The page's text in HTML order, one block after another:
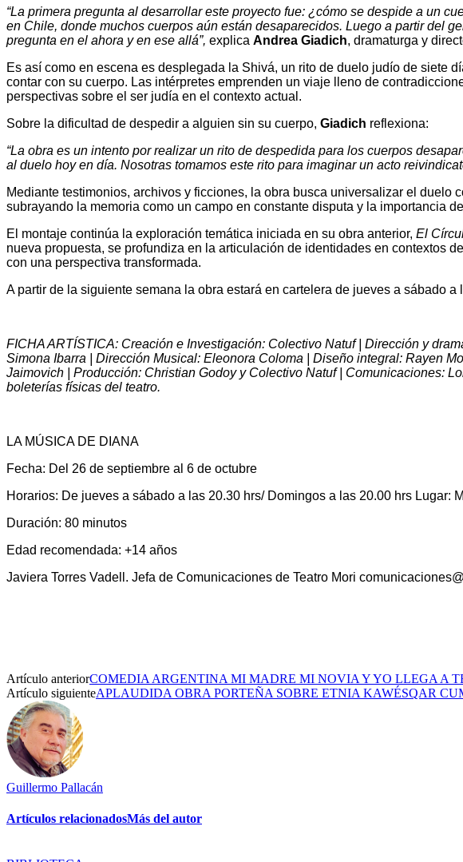
“La primera pregunta al desarrollar este proyecto fue: ¿cómo se despide a un
en Chile, donde muchos cuerpos aún están desaparecidos. Luego a partir del
pregunta en el ahora y en ese allá”, explica Andrea Giadich, dramaturga y
Es así como en escena es desplegada la Shivá, un rito de duelo judío de siete
contar con su cuerpo. Las intérpretes emprenden un viaje lleno de
perspectivas sobre el ser judía en el contexto actual.
Sobre la dificultad de despedir a alguien sin su cuerpo, Giadich reflexiona:
“La obra es un intento por realizar un rito de despedida para los cuerpos
al duelo hoy en día. Nosotras tomamos este rito para imaginar un acto
Mediante testimonios, archivos y ficciones, la obra busca universalizar el
subrayando la memoria como un campo en constante disputa y la importancia
El montaje continúa la exploración temática iniciada en su obra anterior, El
nueva propuesta, se profundiza en la articulación de identidades en contextos
con una perspectiva transformada.
A partir de la siguiente semana la obra estará en cartelera de jueves a sábado
FICHA ARTÍSTICA: Creación e Investigación: Colectivo Natuf | Dirección y
Simona Ibarra | Dirección Musical: Eleonora Coloma | Diseño integral: Rayen
Jaimovich | Producción: Christian Godoy y Colectivo Natuf | Comunicaciones:
boleterías físicas del teatro.
LA MÚSICA DE DIANA
Fecha: Del 26 de septiembre al 6 de octubre
Horarios: De jueves a sábado a las 20.30 hrs/ Domingos a las 20.00 hrs Lugar:
Duración: 80 minutos
Edad recomendada: +14 años
Javiera Torres Vadell. Jefa de Comunicaciones de Teatro Mori
Artículo anteriorCOMEDIA ARGENTINA MI MADRE MI NOVIA Y YO LLEGA A
Artículo siguienteAPLAUDIDA OBRA PORTEÑA SOBRE ETNIA KAWÉSQAR
Guillermo Pallacán
Artículos relacionadosMás del autor